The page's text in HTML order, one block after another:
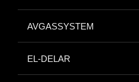
AVGASSYSTEM
EL-DELAR